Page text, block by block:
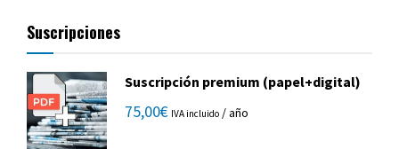
Suscripciones
Suscripción premium (papel+digital)
75,00€ IVA incluido / año